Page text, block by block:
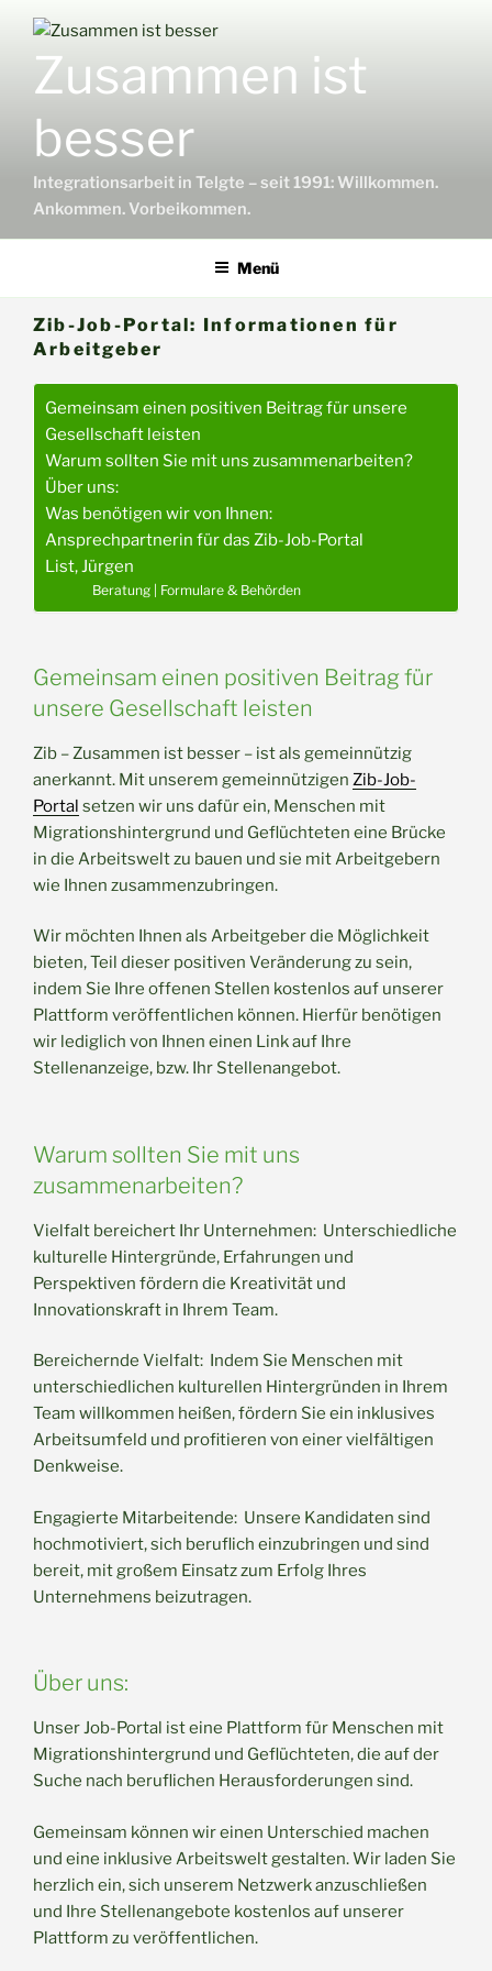
springen
Zusammen ist
besser
Integrationsarbeit in Telgte – seit 1991: Willkommen.
Ankommen. Vorbeikommen.
Menü
Zib-Job-Portal: Informationen für
Arbeitgeber
Gemeinsam einen positiven Beitrag für unsere
Gesellschaft leisten
Warum sollten Sie mit uns zusammenarbeiten?
Über uns:
Was benötigen wir von Ihnen:
Ansprechpartnerin für das Zib-Job-Portal
List, Jürgen
Beratung | Formulare & Behörden
Gemeinsam einen positiven Beitrag für
unsere Gesellschaft leisten
Zib – Zusammen ist besser – ist als gemeinnützig
anerkannt. Mit unserem gemeinnützigen Zib-Job-
Portal setzen wir uns dafür ein, Menschen mit
Migrationshintergrund und Geflüchteten eine Brücke
in die Arbeitswelt zu bauen und sie mit Arbeitgebern
wie Ihnen zusammenzubringen.
Wir möchten Ihnen als Arbeitgeber die Möglichkeit
bieten, Teil dieser positiven Veränderung zu sein,
indem Sie Ihre offenen Stellen kostenlos auf unserer
Plattform veröffentlichen können. Hierfür benötigen
wir lediglich von Ihnen einen Link auf Ihre
Stellenanzeige, bzw. Ihr Stellenangebot.
Warum sollten Sie mit uns
zusammenarbeiten?
Vielfalt bereichert Ihr Unternehmen: Unterschiedliche
kulturelle Hintergründe, Erfahrungen und
Perspektiven fördern die Kreativität und
Innovationskraft in Ihrem Team.
Bereichernde Vielfalt: Indem Sie Menschen mit
unterschiedlichen kulturellen Hintergründen in Ihrem
Team willkommen heißen, fördern Sie ein inklusives
Arbeitsumfeld und profitieren von einer vielfältigen
Denkweise.
Engagierte Mitarbeitende: Unsere Kandidaten sind
hochmotiviert, sich beruflich einzubringen und sind
bereit, mit großem Einsatz zum Erfolg Ihres
Unternehmens beizutragen.
Über uns:
Unser Job-Portal ist eine Plattform für Menschen mit
Migrationshintergrund und Geflüchteten, die auf der
Suche nach beruflichen Herausforderungen sind.
Gemeinsam können wir einen Unterschied machen
und eine inklusive Arbeitswelt gestalten. Wir laden Sie
herzlich ein, sich unserem Netzwerk anzuschließen
und Ihre Stellenangebote kostenlos auf unserer
Plattform zu veröffentlichen.